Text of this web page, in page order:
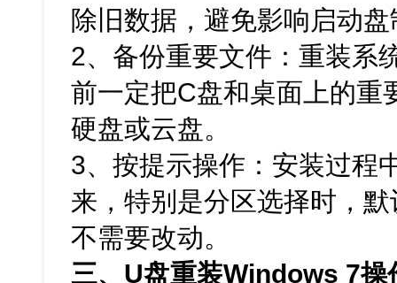
除旧数据，避免影响启动
2、备份重要文件：重装系
前一定把C盘和桌面上的重
硬盘或云盘。
3、按提示操作：安装过程
来，特别是分区选择时，
不需要改动。
三、U盘重装Windows 7操